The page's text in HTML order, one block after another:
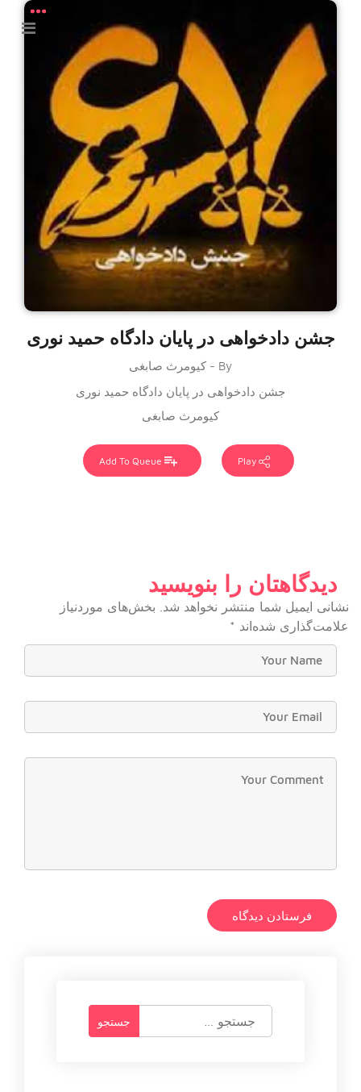
جشن دادخواهی در پایان دادگاه حمید نوری
By - کیومرث صابغی
جشن دادخواهی در پایان دادگاه حمید نوری
کیومرث صابغی
دیدگاهتان را بنویسید
نشانی ایمیل شما منتشر نخواهد شد.
بخش‌های موردنیاز
علامت‌گذاری شده‌اند *
س